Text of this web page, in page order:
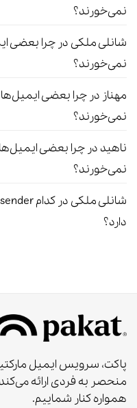
نمی‌خورند؟
شانلی ملکی در چرا بعضی
نمی‌خورند؟
مهناز در چرا بعضی
نمی‌خورند؟
ناهید در چرا بعضی
نمی‌خورند؟
شانلی ملکی در
دارد؟
پاکت، سرویس ایمیل
منحصر به‌ فردی ارائه
همواره کنار شماییم.